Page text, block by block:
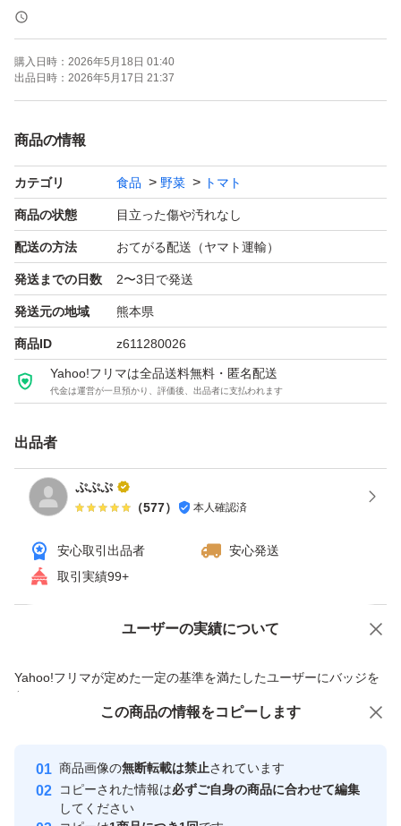
ひとくちサイズでサラダなどの盛り付けに可愛らしさを彩
ってくれます( *´艸｀)
1キロ売りですが
【受け取り時についてのご注意】
袋状のものなどに入れますと
湿気でトマトが割れてしまいますので
通気性を考えて
緩衝材シート乗せておりますが
下積み厳禁！ナマモノ！などのシールを貼っております
が、やはり上に荷物など積まれる場合もあるらしくお客様
生しております
【置き配について】
最近ヤマトの置き配サービスがスタートしており勝手に置
き配されるといったケースがあります
置き配禁止を指定していただかなければなりませんので
上に荷物を乗せられてしまうと
トマトは必ず潰れてしまいますので
こちらではどうする事も出来ません
購入日時： 2026年5月18日 01:40
出品日時： 2026年5月17日 21:37
商品の情報
カテゴリ 食品 野菜 トマト
商品の状態 目立った傷や汚れなし
配送の方法 おてがる配送（ヤマト運輸）
発送までの日数 2〜3日で発送
発送元の地域 熊本県
商品ID z611280026
Yahoo!フリマは全品送料無料・匿名配送
代金は運営が一旦預かり、評価後、出品者に支払われます
出品者
ぷぷぷ
（577） 本人確認済
安心取引出品者
安心発送
取引実績99+
ユーザーの実績について
Yahoo!フリマが定めた一定の基準を満たしたユーザーにバッジを
付与しています
安心取引出品者
心・安全なユーザーです
取引実績
価格の相談 商品への質問
この商品の情報をコピーします
商品画像の無断転載は禁止されています
コピーされた情報は必ずご自身の商品に合わせて編集
してください
この商品をみている人にオススメ